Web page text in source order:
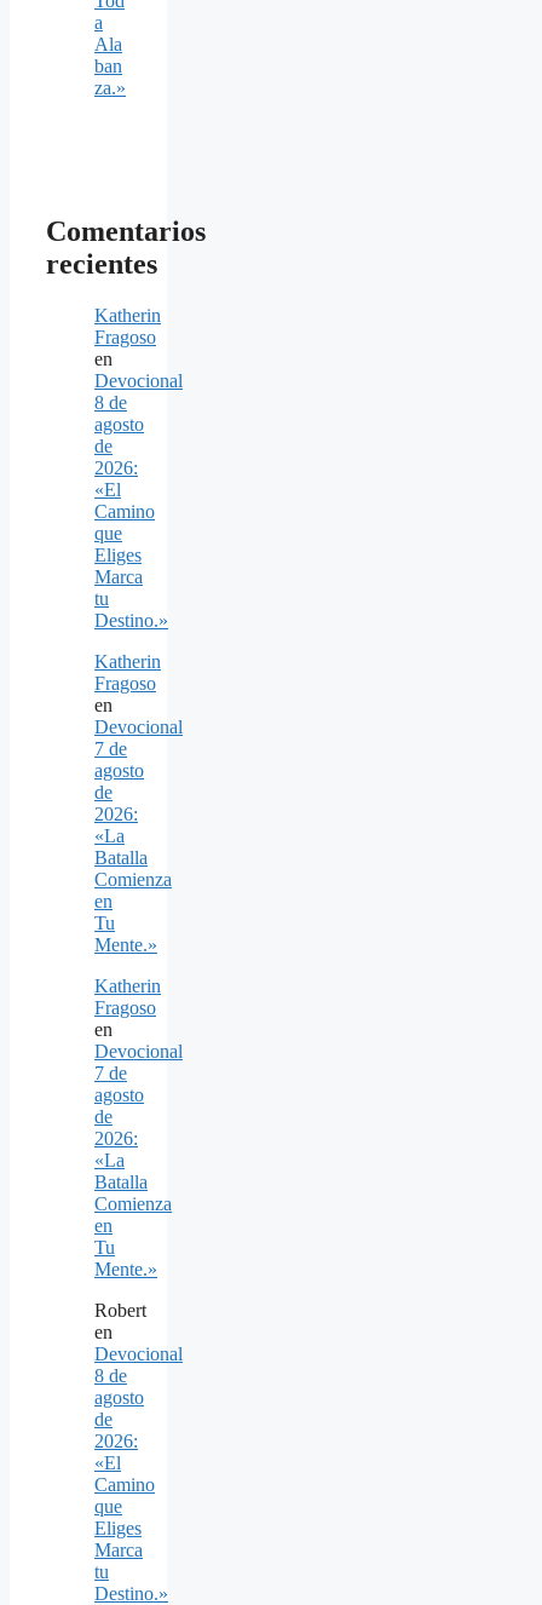
a
Ala
ban
za.»
Comentarios
recientes
Katherin
Fragoso
en
Devocional
8 de
agosto
de
2026:
«El
Camino
que
Eliges
Marca
tu
Destino.»
Katherin
Fragoso
en
Devocional
7 de
agosto
de
2026:
«La
Batalla
Comienza
en
Tu
Mente.»
Katherin
Fragoso
en
Devocional
7 de
agosto
de
2026:
«La
Batalla
Comienza
en
Tu
Mente.»
Robert
en
Devocional
8 de
agosto
de
2026:
«El
Camino
que
Eliges
Marca
tu
Destino.»